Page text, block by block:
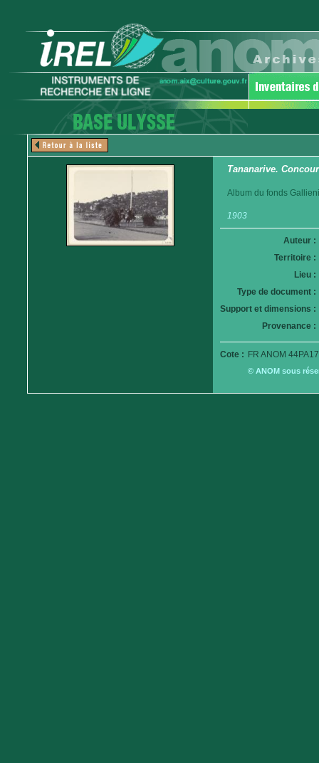
Tananarive.
Album du fonds
1903
Auteur :
Territoire :
Lieu :
Type de document :
Support et dimensions :
Provenance :
Cote : FR ANOM
© ANOM sous